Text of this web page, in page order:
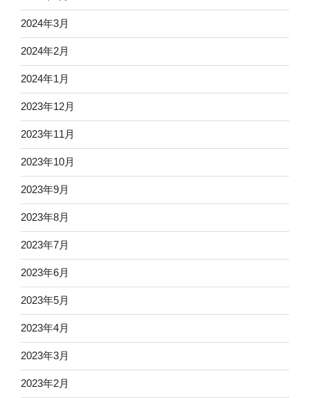
2024年3月
2024年2月
2024年1月
2023年12月
2023年11月
2023年10月
2023年9月
2023年8月
2023年7月
2023年6月
2023年5月
2023年4月
2023年3月
2023年2月